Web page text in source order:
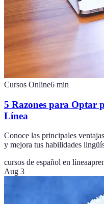
Cursos Online6 min
5 Razones para Optar
Línea
Conoce las principales
y mejora tus habilidades
cursos de español en línea
Aug 3